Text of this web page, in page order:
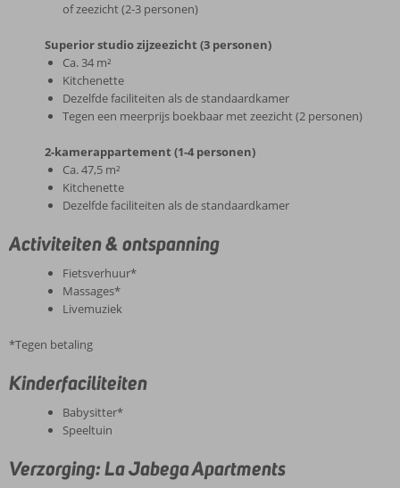
of zeezicht (2-3 personen)
Superior studio zijzeezicht (3 personen)
Ca. 34 m²
Kitchenette
Dezelfde faciliteiten als de standaardkamer
Tegen een meerprijs boekbaar met zeezicht (2 personen)
2-kamerappartement (1-4 personen)
Ca. 47,5 m²
Kitchenette
Dezelfde faciliteiten als de standaardkamer
Activiteiten & ontspanning
Fietsverhuur*
Massages*
Livemuziek
*Tegen betaling
Kinderfaciliteiten
Babysitter*
Speeltuin
Verzorging: La Jabega Apartments